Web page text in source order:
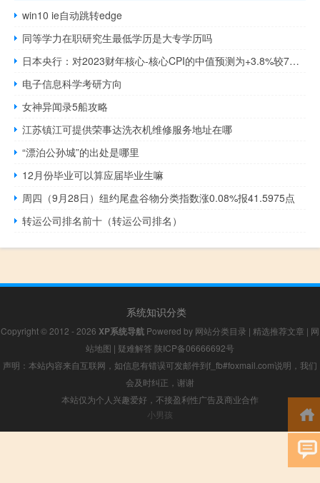
win10 ie自动跳转edge
同等学力在职研究生最低学历是大专学历吗
日本央行：对2023财年核心-核心CPI的中值预测为+3.8%较7月的+3.2%有所增加；对2024财年核心-核心CPI的中值预测为+1.9%较7月的+1.7%有所增加
电子信息科学考研方向
女神异闻录5船攻略
江苏镇江可提供荣事达洗衣机维修服务地址在哪
“漂泊公孙城”的出处是哪里
12月份毕业可以算应届毕业生嘛
周四（9月28日）纽约尾盘谷物分类指数涨0.08%报41.5975点
转运公司排名前十（转运公司排名）
系统知识分类
Copyright © 2012 - 2026 XP系统导航 Powered by 网站分类目录 | 精选推荐文章 | 网
站地图 | 疑难解答 陕ICP备06666692号
声明：本站内容来自互联网，如信息有错误可发邮件到f_fb#foxmail.com说明，我们
会及时纠正，谢谢
本站仅为个人兴趣爱好，不接盈利性广告及商业合作
小男孩